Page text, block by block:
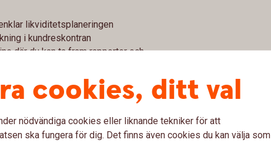
likviditetsplaneringen
i kundreskontran
där du kan ta fram rapporter och
cookies, ditt val
nödvändiga cookies eller liknande tekniker för att
ska fungera för dig. Det finns även cookies du kan välja som